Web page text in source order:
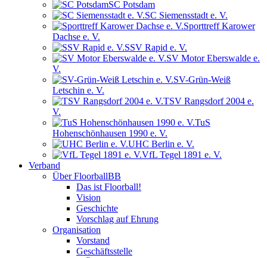
SC Potsdam
SC Siemensstadt e. V.
Sporttreff Karower
Dachse e. V.
SSV Rapid e. V.
SV Motor Eberswalde e.
V.
SV-Grün-Weiß
Letschin e. V.
TSV Rangsdorf 2004 e.
V.
TuS
Hohenschönhausen 1990 e. V.
UHC Berlin e. V.
VfL Tegel 1891 e. V.
Verband
Über FloorballBB
Das ist Floorball!
Vision
Geschichte
Vorschlag auf Ehrung
Organisation
Vorstand
Geschäftsstelle